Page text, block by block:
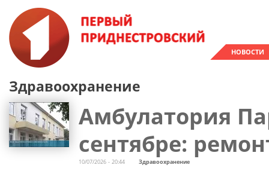
НОВОСТИ
Здравоохранение
Амбулатория
сентябре:
10/07/2026 - 20:44 Здравоохранение